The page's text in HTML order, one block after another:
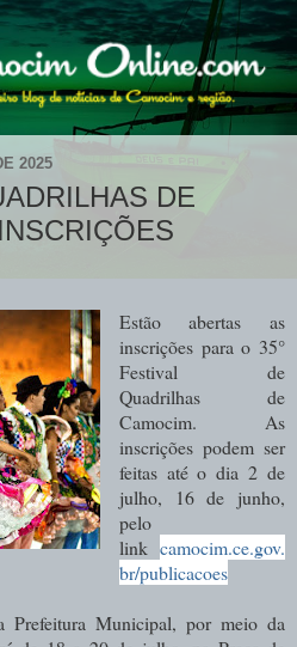
2025
DE
Estão abertas as
inscrições para o 35°
Festival de
Quadrilhas de
Camocim. As
inscrições podem ser
feitas até o dia 2 de
julho, 16 de junho,
pelo
link camocim.ce.gov.
br/publicacoes
Prefeitura Municipal, por meio da